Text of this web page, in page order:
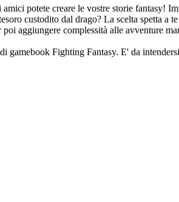
potete creare le vostre storie fantasy!
custodito dal drago? La scelta spetta a
aggiungere complessità alle avventure
gamebook Fighting Fantasy. E' da